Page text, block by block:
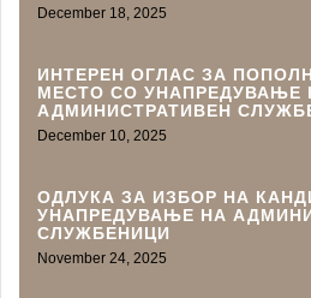
December 18, 2025
ИНТЕРЕН ОГЛАС ЗА
МЕСТО СО УНАПРЕДУВАЊЕ
АДМИНИСТРАТИВЕН
December 10, 2025
ОДЛУКА ЗА ИЗБОР НА
УНАПРЕДУВАЊЕ НА
СЛУЖБЕНИЦИ
November 24, 2025